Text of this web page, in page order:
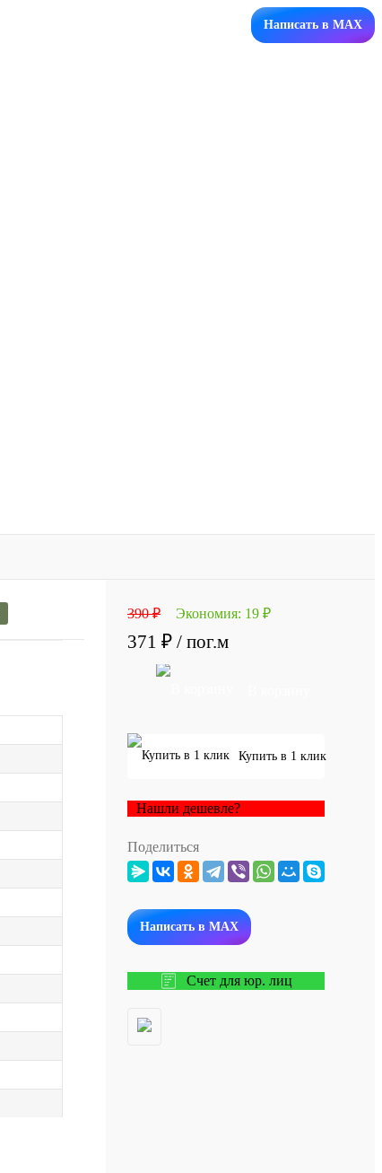
Написать в MAX
390 ₽ Экономия: 19 ₽
371 ₽ / пог.м
Купить в 1 клик
Нашли дешевле?
Поделиться
Написать в MAX
Счет для юр. лиц